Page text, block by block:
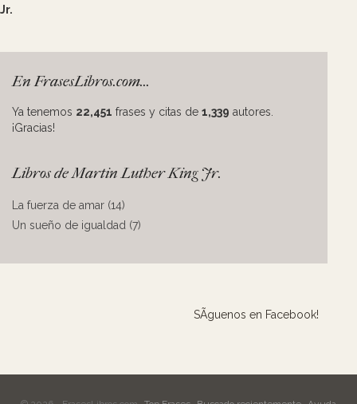
Jr.
En FrasesLibros.com...
Ya tenemos 22,451 frases y citas de 1,339 autores.
¡Gracias!
Libros de Martin Luther King Jr.
La fuerza de amar (14)
Un sueño de igualdad (7)
SÃ­guenos en Facebook!